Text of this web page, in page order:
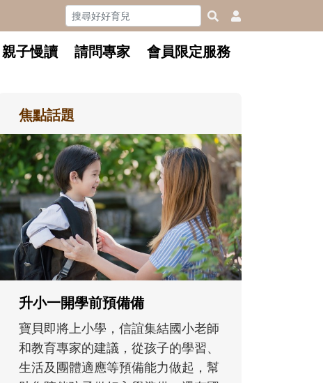
親子慢讀 請問專家 會員限定服務
焦點話題
和孩子一起長大的那個男人│讀
懂父親的不同模樣
沒有人天生就擅長當爸爸！男人總是
在一次次「前所未有」的體驗中，跟
著孩子一起長大。從給予安全感的肢
體遊戲，到獨立自主、角色認同及解
決問題的能力養成。爸爸正嘗試用不
同的模樣，參與孩子每個重要的成長
歷程。